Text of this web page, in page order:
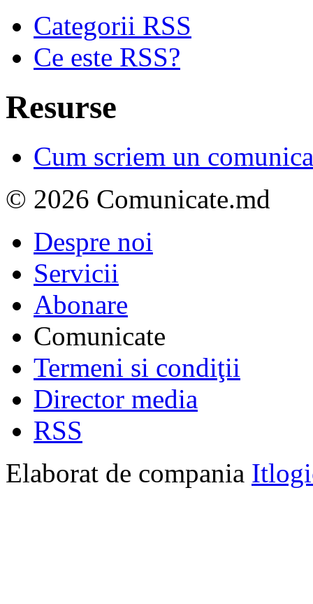
Categorii RSS
Ce este RSS?
Resurse
Cum scriem un
© 2026 Comunicate.md
Despre noi
Servicii
Abonare
Comunicate
Termeni si condiţii
Director media
RSS
Elaborat de compania